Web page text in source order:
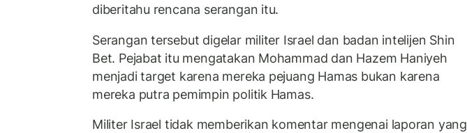
diberitahu rencana serangan itu.
Serangan tersebut digelar militer Israel dan badan intelijen Shin
Bet. Pejabat itu mengatakan Mohammad dan Hazem Haniyeh
menjadi target karena mereka pejuang Hamas bukan karena
mereka putra pemimpin politik Hamas.
Militer Israel tidak memberikan komentar mengenai laporan yang